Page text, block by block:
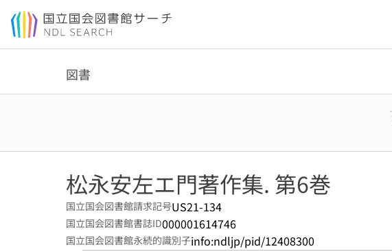
本文へ移動
図書
松永安左エ門著作集. 第6巻
国立国会図書館請求記号US21-134
国立国会図書館書誌ID000001614746
国立国会図書館永続的識別子info:ndljp/pid/12408300